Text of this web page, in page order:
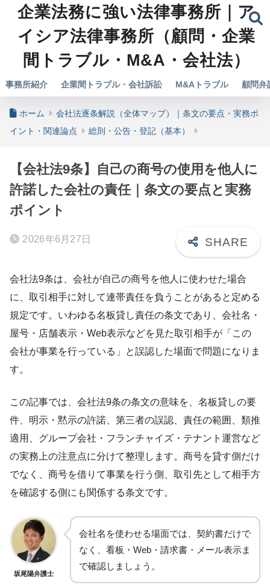
企業法務に強い法律事務所｜ア
イシア法律事務所（顧問・企業
間トラブル・M&A・会社法）
事務所紹介 企業間トラブル・会社訴訟 M&Aトラブル 顧問弁
ホーム
会社法逐条解説（全体マップ）｜条文の要点・実務ポ
イント・関連論点
総則・公告・登記（基本）
【会社法9条】自己の商号の使用を他人に
許諾した会社の責任｜条文の要点と実務
ポイント
2026年6月27日
会社法9条は、会社が自己の商号を他人に使わせた場合
に、取引相手に対して連帯責任を負うことがあると定める
規定です。いわゆる名板貸し責任の条文であり、会社名・
屋号・店舗表示・Web表示などを見た取引相手が「この
会社が事業を行っている」と誤認した場面で問題になりま
す。
この記事では、会社法9条の条文の意味を、名板貸しの要
件、明示・黙示の許諾、第三者の誤認、責任の範囲、類推
適用、グループ会社・フランチャイズ・テナント運営など
の実務上の注意点に分けて整理します。商号を貸す側だけ
でなく、商号を借りて事業を行う側、取引先として相手方
を確認する側にも関係する条文です。
坂尾陽弁護士
会社名を使わせる場面では、契約書だけで
なく、看板・Web・請求書・メール表示ま
で確認しましょう。